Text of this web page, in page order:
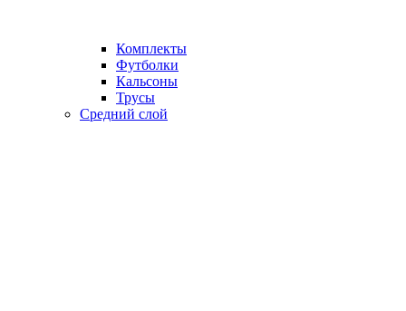
Комплекты
Футболки
Кальсоны
Трусы
Средний слой